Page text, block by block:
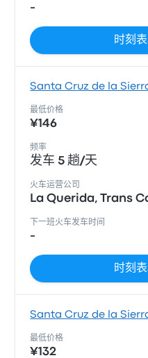
-
时刻
Santa Cruz de la
最低价格
¥146
频率
发车 5 趟/天
火车运营公司
La Querida, Trans
下一班火车发车时间
-
时刻
Santa Cruz de la
最低价格
¥132